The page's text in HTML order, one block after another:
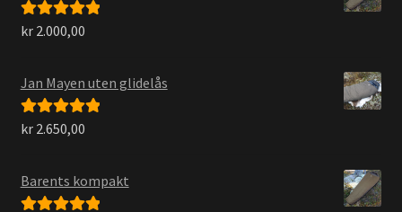
Vurdert 5.00
kr2.000,00
Jan Mayen uten glidelås
Vurdert 5.00
kr2.650,00
Barents kompakt